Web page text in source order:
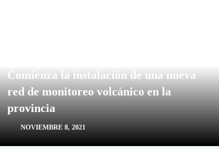
Comienza la instalación de una nueva
red de monitoreo volcánico en la
provincia
NOVIEMBRE 8, 2021